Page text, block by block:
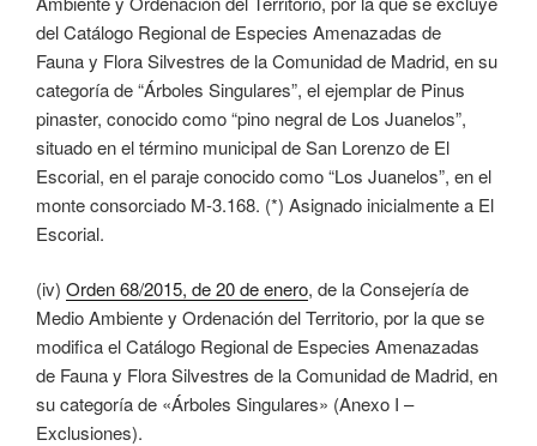
del Catálogo Regional de Especies Amenazadas de
Fauna y Flora Silvestres de la Comunidad de Madrid, en su
categoría de “Árboles Singulares”, el ejemplar de Pinus
pinaster, conocido como “pino negral de Los Juanelos”,
situado en el término municipal de San Lorenzo de El
Escorial, en el paraje conocido como “Los Juanelos”, en el
monte consorciado M-3.168. (*) Asignado inicialmente a El
Escorial.
(iv) Orden 68/2015, de 20 de enero, de la Consejería de
Medio Ambiente y Ordenación del Territorio, por la que se
modifica el Catálogo Regional de Especies Amenazadas
de Fauna y Flora Silvestres de la Comunidad de Madrid, en
su categoría de «Árboles Singulares» (Anexo I –
Exclusiones).